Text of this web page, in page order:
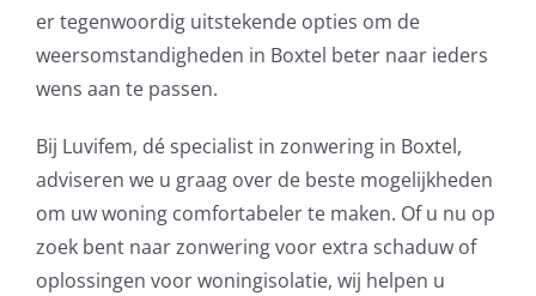
er tegenwoordig uitstekende opties om de
weersomstandigheden in Boxtel beter naar ieders
wens aan te passen.
Bij Luvifem, dé specialist in zonwering in Boxtel,
adviseren we u graag over de beste mogelijkheden
om uw woning comfortabeler te maken. Of u nu op
zoek bent naar zonwering voor extra schaduw of
oplossingen voor woningisolatie, wij helpen u